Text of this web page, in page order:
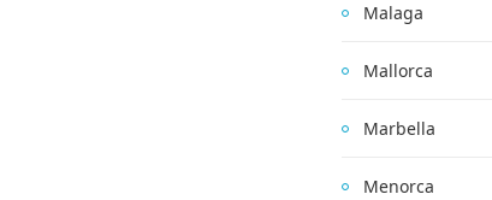
Malaga
Mallorca
Marbella
Menorca